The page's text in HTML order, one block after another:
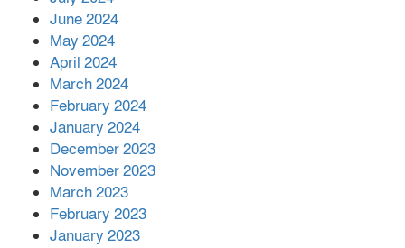
June 2024
May 2024
April 2024
March 2024
February 2024
January 2024
December 2023
November 2023
March 2023
February 2023
January 2023